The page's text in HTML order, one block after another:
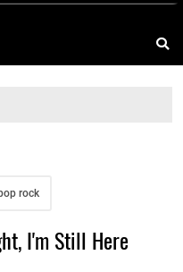
rock
I'm Still Here